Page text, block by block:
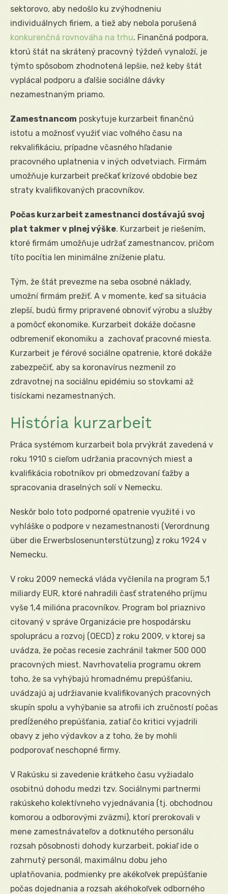
sektorovo, aby nedošlo ku zvýhodneniu
individuálnych firiem, a tiež aby nebola porušená
konkurenčná rovnováha na trhu. Finančná podpora,
ktorú štát na skrátený pracovný týždeň vynaloží, je
týmto spôsobom zhodnotená lepšie, než keby štát
vyplácal podporu a ďalšie sociálne dávky
nezamestnaným priamo.
Zamestnancom poskytuje kurzarbeit finančnú
istotu a možnosť využiť viac voľného času na
rekvalifikáciu, prípadne včasného hľadanie
pracovného uplatnenia v iných odvetviach. Firmám
umožňuje kurzarbeit prečkať krízové ​​obdobie bez
straty kvalifikovaných pracovníkov.
Počas kurzarbeit zamestnanci dostávajú svoj
plat takmer v plnej výške. Kurzarbeit je riešením,
ktoré firmám umožňuje udržať zamestnancov, pričom
títo pocítia len minimálne zníženie platu.
Tým, že štát prevezme na seba osobné náklady,
umožní firmám prežiť. A v momente, keď sa situácia
zlepší, budú firmy pripravené obnoviť výrobu a služby
a pomôcť ekonomike. Kurzarbeit dokáže dočasne
odbremeniť ekonomiku a zachovať pracovné miesta.
Kurzarbeit je férové sociálne opatrenie, ktoré dokáže
zabezpečiť, aby sa koronavírus nezmenil zo
zdravotnej na sociálnu epidémiu so stovkami až
tisíckami nezamestnaných.
História kurzarbeit
Práca systémom kurzarbeit bola prvýkrát zavedená v
roku 1910 s cieľom udržania pracovných miest a
kvalifikácia robotníkov pri obmedzovaní ťažby a
spracovania draselných solí v Nemecku.
Neskôr bolo toto podporné opatrenie využité i vo
vyhláške o podpore v nezamestnanosti (Verordnung
über die Erwerbslosenunterstützung) z roku 1924 v
Nemecku.
V roku 2009 nemecká vláda vyčlenila na program 5,1
miliardy EUR, ktoré nahradili časť strateného príjmu
vyše 1,4 milióna pracovníkov. Program bol priaznivo
citovaný v správe Organizácie pre hospodársku
spoluprácu a rozvoj (OECD) z roku 2009, v ktorej sa
uvádza, že počas recesie zachránil takmer 500 000
pracovných miest. Navrhovatelia programu okrem
toho, že sa vyhýbajú hromadnému prepúšťaniu,
uvádzajú aj udržiavanie kvalifikovaných pracovných
skupín spolu a vyhýbanie sa atrofii ich zručností počas
predĺženého prepúšťania, zatiaľ čo kritici vyjadrili
obavy z jeho výdavkov a z toho, že by mohli
podporovať neschopné firmy.
V Rakúsku si zavedenie krátkeho času vyžiadalo
osobitnú dohodu medzi tzv. Sociálnymi partnermi
rakúskeho kolektívneho vyjednávania (tj. obchodnou
komorou a odborovými zväzmi), ktorí prerokovali v
mene zamestnávateľov a dotknutého personálu
rozsah pôsobnosti dohody kurzarbeit, pokiaľ ide o
zahrnutý personál, maximálnu dobu jeho
uplatňovania, podmienky pre akékoľvek prepúšťanie
počas dojednania a rozsah akéhokoľvek odborného